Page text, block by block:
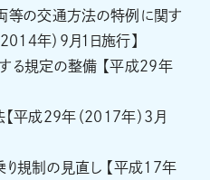
等の交通方法の特例に関す
年）9月1日施行】
る規定の整備 【平成29年
平成29年（2017年）3月
規制の見直し 【平成17年